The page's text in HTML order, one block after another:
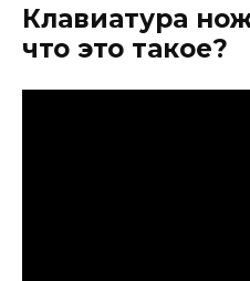
Клавиатура
что это такое?